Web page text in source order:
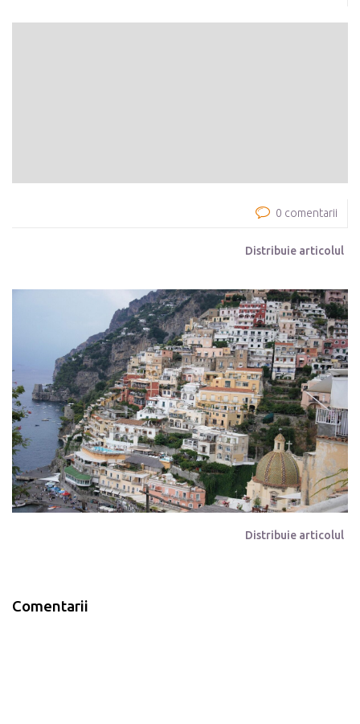
0 comentarii
Distribuie articolul
Distribuie articolul
Comentarii